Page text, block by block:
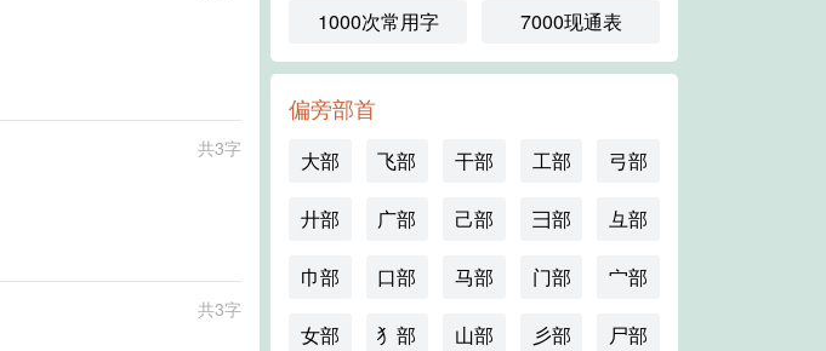
共3字
共3字
1000次常用字 7000现通表
偏旁部首
大部 飞部 干部 工部 弓部
廾部 广部 己部 彐部 彑部
巾部 口部 马部 门部 宀部
女部 犭部 山部 彡部 尸部